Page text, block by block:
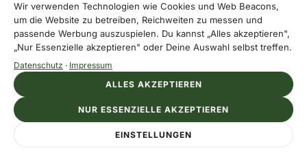
Melde dich an, um einen Kommentar zu
hinterlassen.
Mit Apple
Wir verwenden Technologien wie Cookies und Web Beacons,
um die Website zu betreiben, Reichweiten zu messen und
passende Werbung auszuspielen. Du kannst „Alles akzeptieren",
„Nur Essenzielle akzeptieren" oder Deine Auswahl selbst treffen.
Datenschutz · Impressum
EINSTELLUNGEN
NUR ESSENZIELLE AKZEPTIEREN
ALLES AKZEPTIEREN